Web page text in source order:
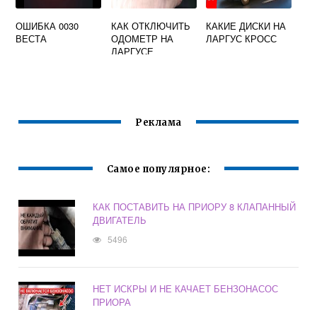
ОШИБКА 0030
ВЕСТА
КАК ОТКЛЮЧИТЬ
ОДОМЕТР НА
ЛАРГУСЕ
КАКИЕ ДИСКИ НА
ЛАРГУС КРОСС
Реклама
Самое популярное:
КАК ПОСТАВИТЬ НА ПРИОРУ 8 КЛАПАННЫЙ
ДВИГАТЕЛЬ
5496
НЕТ ИСКРЫ И НЕ КАЧАЕТ БЕНЗОНАСОС
ПРИОРА